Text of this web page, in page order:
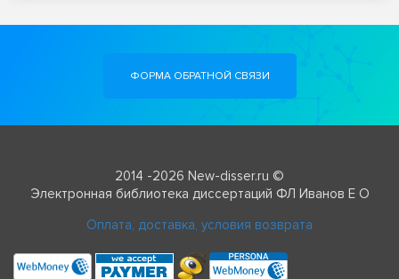
ФОРМА ОБРАТНОЙ СВЯЗИ
2014 -2026 New-disser.ru ©
Электронная библиотека диссертаций ФЛ Иванов Е О
Оплата, доставка, условия возврата